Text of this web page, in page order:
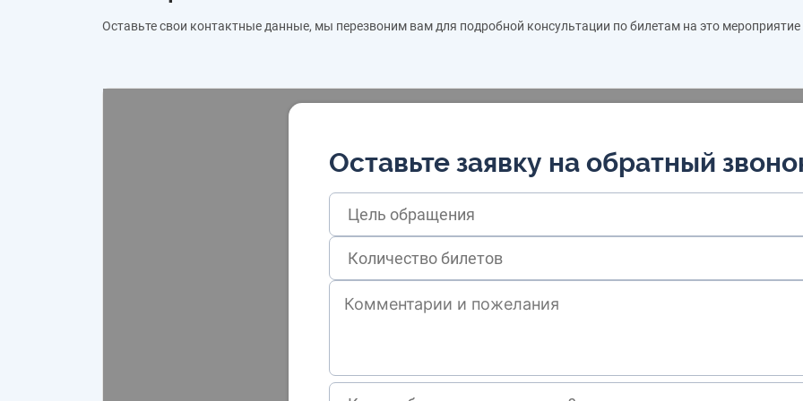
Оставьте свои контактные данные, мы перезвоним вам для подробной консультации по билетам на это мероприятие
Оставьте заявку на обратный
Цель обращения